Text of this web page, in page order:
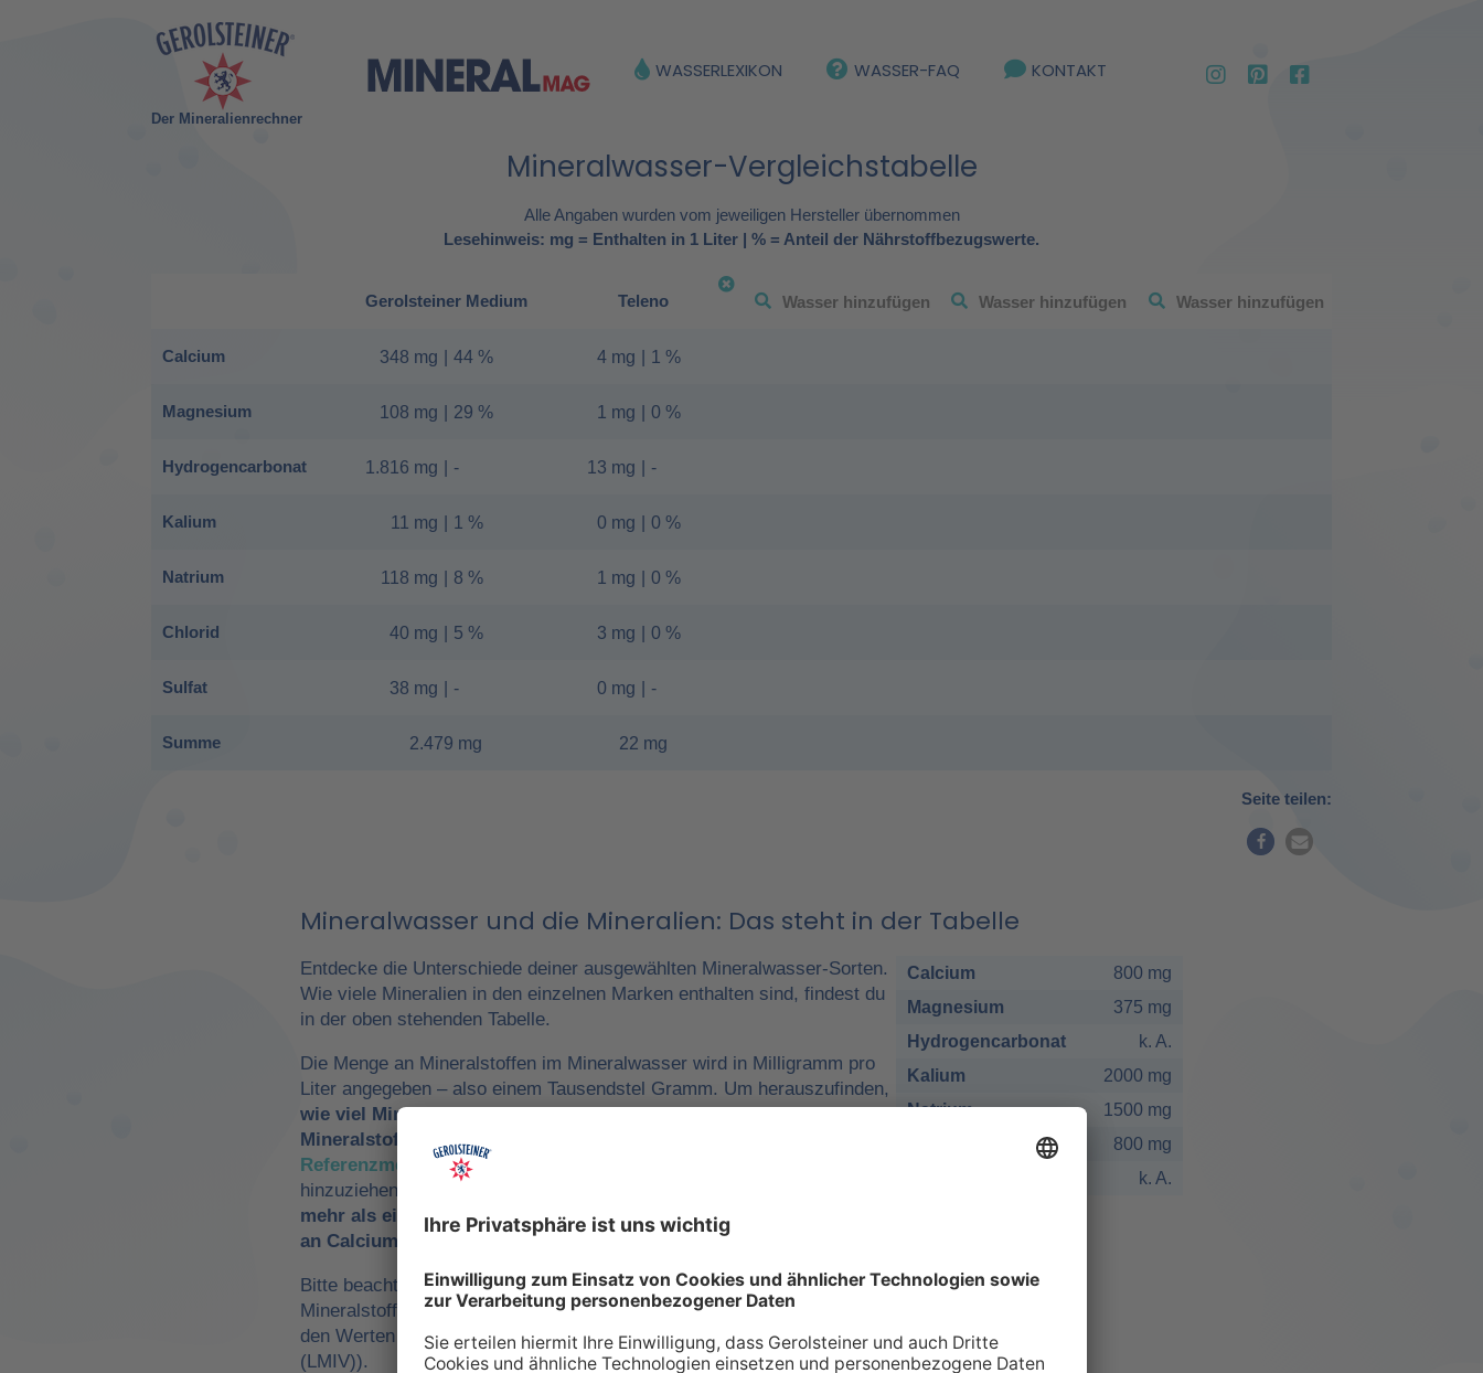
Der Mineralienrechner
WASSERLEXIKON WASSER-FAQ KONTAKT
Mineralwasser-Vergleichstabelle
Alle Angaben wurden vom jeweiligen Hersteller übernommen
Lesehinweis: mg = Enthalten in 1 Liter | % = Anteil der Nährstoffbezugswerte.
Calcium
Magnesium
Hydrogencarbonat
Kalium
Natrium
Chlorid
Sulfat
Summe
Gerolsteiner Medium
348 mg 44 %
108 mg 29 %
1.816 mg -
11 mg 1 %
118 mg 8 %
40 mg 5 %
38 mg -
2.479 mg
Teleno
4 mg 1 %
1 mg 0 %
13 mg -
0 mg 0 %
1 mg 0 %
3 mg 0 %
0 mg -
22 mg
Seite teilen:
Mineralwasser und die Mineralien: Das steht in der Tabelle
Entdecke die Unterschiede deiner ausgewählten Mineralwasser-Sorten.
Wie viele Mineralien in den einzelnen Marken enthalten sind, findest du
in der oben stehenden Tabelle.
Die Menge an Mineralstoffen im Mineralwasser wird in Milligramm pro
Liter angegeben – also einem Tausendstel Gramm. Um herauszufinden,
wie viel Mineralwasser man für eine ausreichende
Mineralstoffzufuhrzu sich nehmen muss, kann man die
Referenzmengen für die tägliche Zufuhr von Mineralstoffen
hinzuziehen. So würde zum Beispiel
mehr als ein Drittel des empfohlenen Nährstoffbezugwerts (NRV)
an Calcium und Magnesium
Bitte beachte, dass es sich bei den Angaben in der Tabelle zu den
Mineralstoffen um Referenzwertehandelt. Wir orientieren uns dabei an
den Werten der Europäischen Union (EU-Verordnung Nr. 1169/2011
(LMIV)).
Calcium
800 mg
Magnesium
375 mg
Hydrogencarbonat
k. A.
Kalium
2000 mg
Natrium
1500 mg
800 mg
k. A.